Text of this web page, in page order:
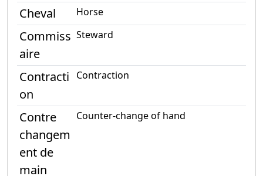
Cheval Horse
Commiss
aire
Steward
Contracti
on
Contraction
Contre
changem
ent de
main
Counter-change of hand